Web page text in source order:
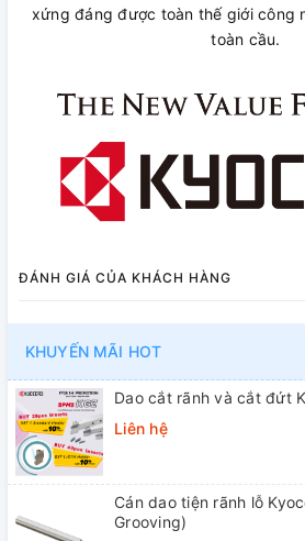
xứng đáng được toàn thế giới công
toàn cầu.
ĐÁNH GIÁ CỦA KHÁCH HÀNG
KHUYẾN MÃI HOT
Dao cắt rãnh và cắt đứt
Liên hệ
Cán dao tiện rãnh lỗ
Grooving)